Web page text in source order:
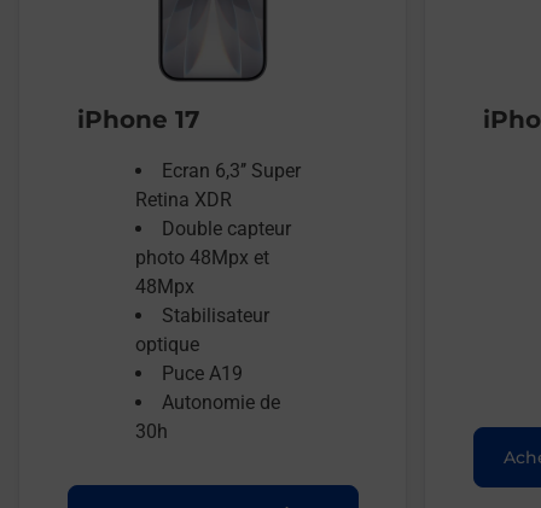
iPhone 17
Ecran 6,3’’ Super
Retina XDR
Double capteur
photo 48Mpx et
48Mpx
Stabilisateur
optique
Puce A19
Autonomie de
30h